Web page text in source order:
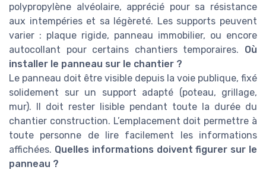
polypropylène alvéolaire, apprécié pour sa résistance
aux intempéries et sa légèreté. Les supports peuvent
varier : plaque rigide, panneau immobilier, ou encore
autocollant pour certains chantiers temporaires. Où
installer le panneau sur le chantier ?
Le panneau doit être visible depuis la voie publique, fixé
solidement sur un support adapté (poteau, grillage,
mur). Il doit rester lisible pendant toute la durée du
chantier construction. L’emplacement doit permettre à
toute personne de lire facilement les informations
affichées. Quelles informations doivent figurer sur le
panneau ?